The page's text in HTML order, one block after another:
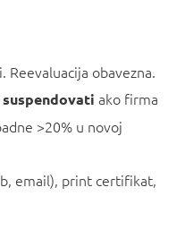
obavezna.
ako firma
>20% u novoj
email), print certifikat,